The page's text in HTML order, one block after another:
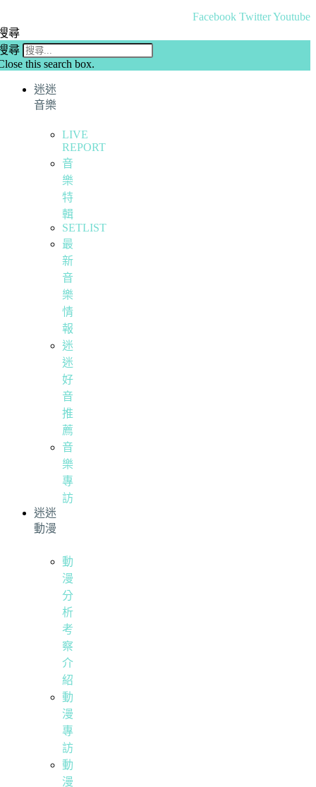
Facebook TwitterYoutube
尋
尋
this search box.
迷迷
音樂
LIVE
REPORT
音
樂
特
輯
SETLIST
最
新
音
樂
情
報
迷
迷
好
音
推
薦
音
樂
專
訪
迷迷
動漫
動
漫
分
析
考
察
介
紹
動
漫
專
訪
動
漫